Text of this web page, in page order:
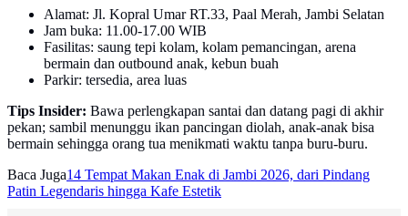
Alamat: Jl. Kopral Umar RT.33, Paal Merah, Jambi Selatan
Jam buka: 11.00-17.00 WIB
Fasilitas: saung tepi kolam, kolam pemancingan, arena
bermain dan outbound anak, kebun buah
Parkir: tersedia, area luas
Tips Insider: Bawa perlengkapan santai dan datang pagi di akhir
pekan; sambil menunggu ikan pancingan diolah, anak-anak bisa
bermain sehingga orang tua menikmati waktu tanpa buru-buru.
Baca Juga14 Tempat Makan Enak di Jambi 2026, dari Pindang
Patin Legendaris hingga Kafe Estetik